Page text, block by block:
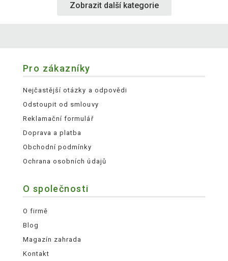
Zobrazit další kategorie
Pro zákazníky
Nejčastější otázky a odpovědi
Odstoupit od smlouvy
Reklamační formulář
Doprava a platba
Obchodní podmínky
Ochrana osobních údajů
O společnosti
O firmě
Blog
Magazín zahrada
Kontakt